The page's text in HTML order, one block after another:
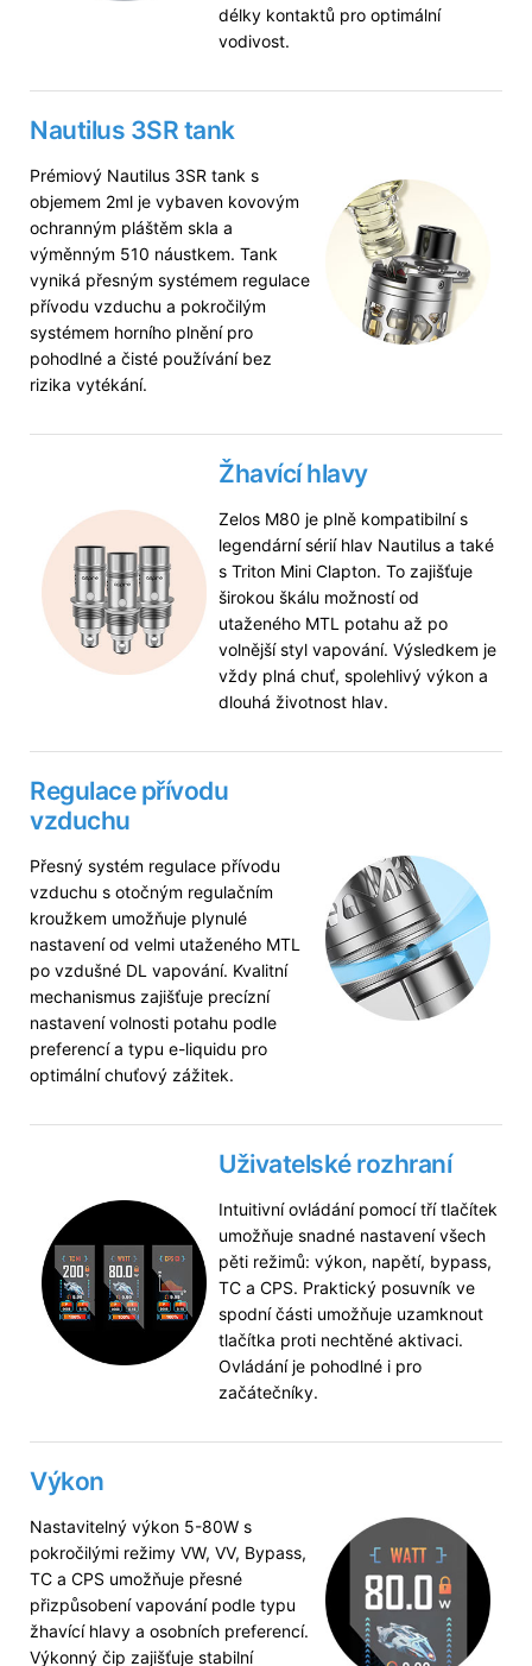
délky kontaktů pro optimální
vodivost.
Nautilus 3SR tank
Prémiový Nautilus 3SR tank s
objemem 2ml je vybaven kovovým
ochranným pláštěm skla a
výměnným 510 náustkem. Tank
vyniká přesným systémem regulace
přívodu vzduchu a pokročilým
systémem horního plnění pro
pohodlné a čisté používání bez
rizika vytékání.
Žhavící hlavy
Zelos M80 je plně kompatibilní s
legendární sérií hlav Nautilus a také
s Triton Mini Clapton. To zajišťuje
širokou škálu možností od
utaženého MTL potahu až po
volnější styl vapování. Výsledkem je
vždy plná chuť, spolehlivý výkon a
dlouhá životnost hlav.
Regulace přívodu
vzduchu
Přesný systém regulace přívodu
vzduchu s otočným regulačním
kroužkem umožňuje plynulé
nastavení od velmi utaženého MTL
po vzdušné DL vapování. Kvalitní
mechanismus zajišťuje precízní
nastavení volnosti potahu podle
preferencí a typu e-liquidu pro
optimální chuťový zážitek.
Uživatelské rozhraní
Intuitivní ovládání pomocí tří tlačítek
umožňuje snadné nastavení všech
pěti režimů: výkon, napětí, bypass,
TC a CPS. Praktický posuvník ve
spodní části umožňuje uzamknout
tlačítka proti nechtěné aktivaci.
Ovládání je pohodlné i pro
začátečníky.
Výkon
Nastavitelný výkon 5-80W s
pokročilými režimy VW, VV, Bypass,
TC a CPS umožňuje přesné
přizpůsobení vapování podle typu
žhavící hlavy a osobních preferencí.
Výkonný čip zajišťuje stabilní